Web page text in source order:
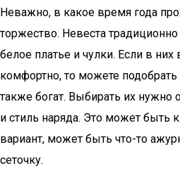
Неважно, в какое время года
торжество. Невеста
белое платье и чулки. Если в них
комфортно, то можете подобрать
также богат. Выбирать их нужно
и стиль наряда. Это может быть
вариант, может быть что-то
сеточку.